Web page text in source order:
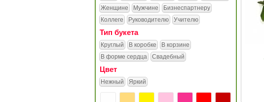
Женщине
Мужчине
Бизнеспартнеру
Коллеге
Руководителю Учителю
Тип букета
Круглый В коробке
В корзине
В форме сердца
Свадебный
Цвет
Нежный Яркий